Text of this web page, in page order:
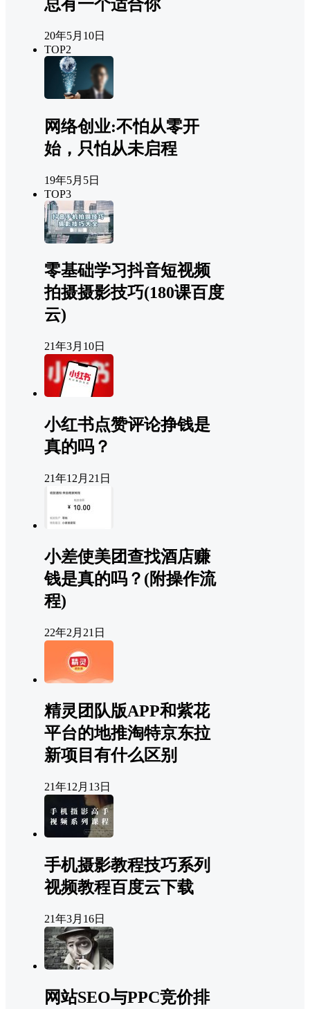
总有一个适合你
20年5月10日
TOP2
网络创业:不怕从零开
始，只怕从未启程
19年5月5日
TOP3
零基础学习抖音短视频
拍摄摄影技巧(180课百度
云)
21年3月10日
小红书点赞评论挣钱是
真的吗？
21年12月21日
小差使美团查找酒店赚
钱是真的吗？(附操作流
程)
22年2月21日
精灵团队版APP和紫花
平台的地推淘特京东拉
新项目有什么区别
21年12月13日
手机摄影教程技巧系列
视频教程百度云下载
21年3月16日
网站SEO与PPC竞价排